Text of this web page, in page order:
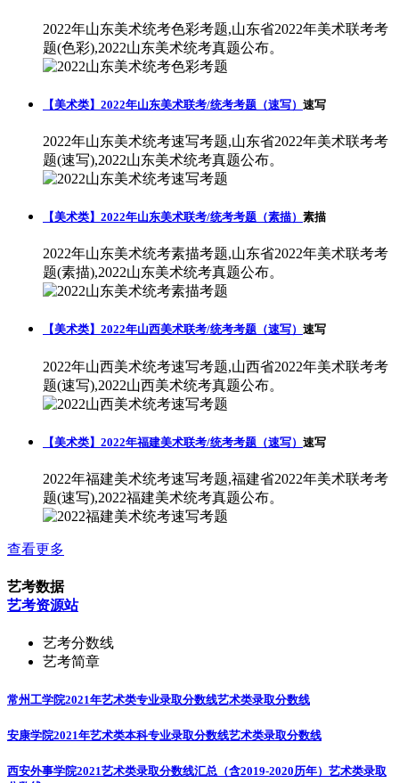
2022年山东美术统考色彩考题,山东省2022年美术联考考
题(色彩),2022山东美术统考真题公布。
【美术类】2022年山东美术联考/统考考题（速写） 速写
2022年山东美术统考速写考题,山东省2022年美术联考考
题(速写),2022山东美术统考真题公布。
【美术类】2022年山东美术联考/统考考题（素描） 素描
2022年山东美术统考素描考题,山东省2022年美术联考考
题(素描),2022山东美术统考真题公布。
【美术类】2022年山西美术联考/统考考题（速写） 速写
2022年山西美术统考速写考题,山西省2022年美术联考考
题(速写),2022山西美术统考真题公布。
【美术类】2022年福建美术联考/统考考题（速写） 速写
2022年福建美术统考速写考题,福建省2022年美术联考考
题(速写),2022福建美术统考真题公布。
查看更多
艺考数据
艺考资源站
艺考分数线
艺考简章
常州工学院2021年艺术类专业录取分数线艺术类录取分数线
安康学院2021年艺术类本科专业录取分数线艺术类录取分数线
西安外事学院2021艺术类录取分数线汇总（含2019-2020历年） 艺术类录取